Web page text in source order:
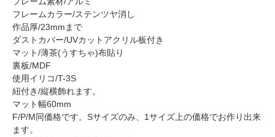
フレームカラー/ステンツヤ消し
作品厚/23mmまで
ダストカバー/UVカットアクリル板付き
マット/薄茶(うすちゃ)布貼り
裏板/MDF
使用イリコ/T-3S
紐付き/縦横飾れます。
マット幅60mm
F/P/M同価格です。Sサイズのみ、1サイズ上の価格でお作り出来
ます。